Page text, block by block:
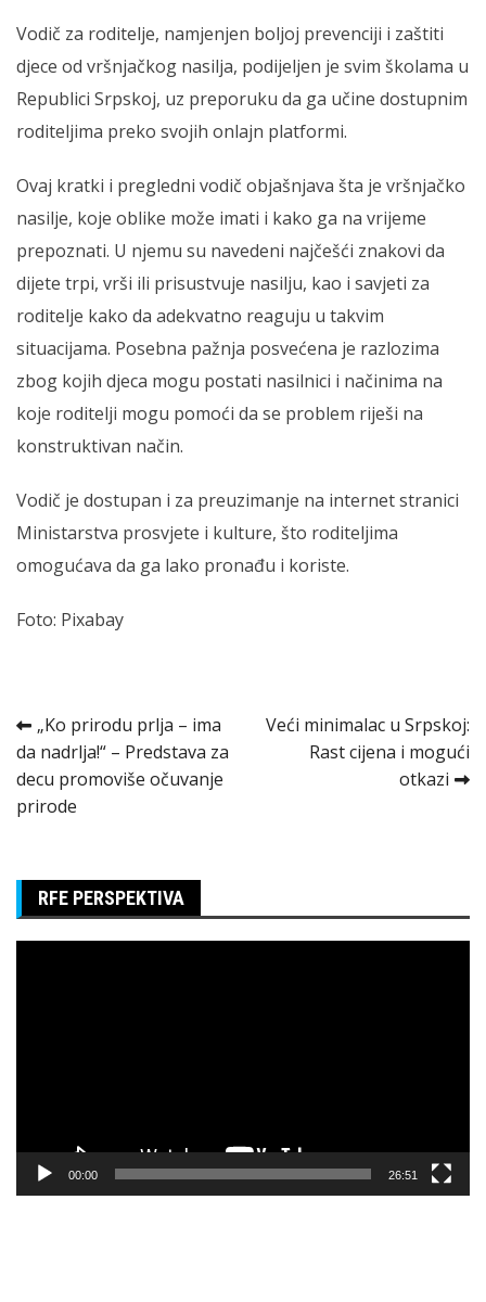
Vodič za roditelje, namjenjen boljoj prevenciji i zaštiti
djece od vršnjačkog nasilja, podijeljen je svim školama u
Republici Srpskoj, uz preporuku da ga učine dostupnim
roditeljima preko svojih onlajn platformi.
Ovaj kratki i pregledni vodič objašnjava šta je vršnjačko
nasilje, koje oblike može imati i kako ga na vrijeme
prepoznati. U njemu su navedeni najčešći znakovi da
dijete trpi, vrši ili prisustvuje nasilju, kao i savjeti za
roditelje kako da adekvatno reaguju u takvim
situacijama. Posebna pažnja posvećena je razlozima
zbog kojih djeca mogu postati nasilnici i načinima na
koje roditelji mogu pomoći da se problem riješi na
konstruktivan način.
Vodič je dostupan i za preuzimanje na internet stranici
Ministarstva prosvjete i kulture, što roditeljima
omogućava da ga lako pronađu i koriste.
Foto: Pixabay
Kretanje
članka
„Ko prirodu prlja – ima
da nadrlja!“ – Predstava za
decu promoviše očuvanje
prirode
Veći minimalac u Srpskoj:
Rast cijena i mogući
otkazi
RFE PERSPEKTIVA
00:00 26:51